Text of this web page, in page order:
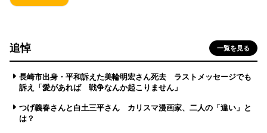
追悼 一覧を見る
長崎市出身・平和訴えた美輪明宏さん死去 ラストメッセージでも
訴え「愛があれば 戦争なんか起こりません」
つげ義春さんと白土三平さん カリスマ漫画家、二人の「違い」と
は？